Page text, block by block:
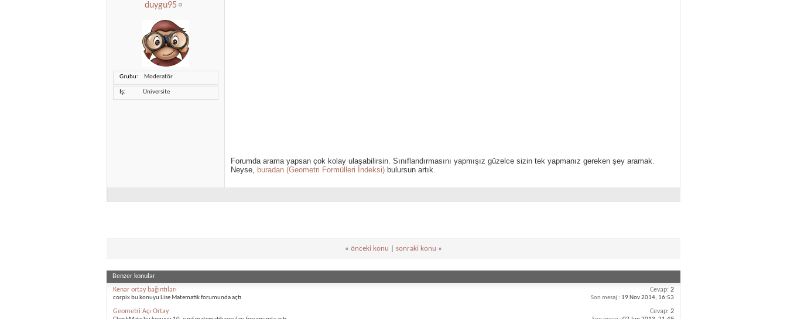
duygu95
Grubu Moderatör
İş Üniversite
Forumda arama yapsan çok kolay ulaşabilirsin. Sınıflandırmasını yapmışız güzelce sizin tek yapmanız gereken şey aramak.
Neyse, buradan (Geometri Formülleri İndeksi) bulursun artık.
« önceki konu sonraki konu »
Benzer konular
Kenar ortay bağıntıları
corpix bu konuyu Lise Matematik forumunda açtı
Cevap: 2
Son mesaj : 19 Nov 2014, 16:53
Geometri Açı Ortay Cevap: 2